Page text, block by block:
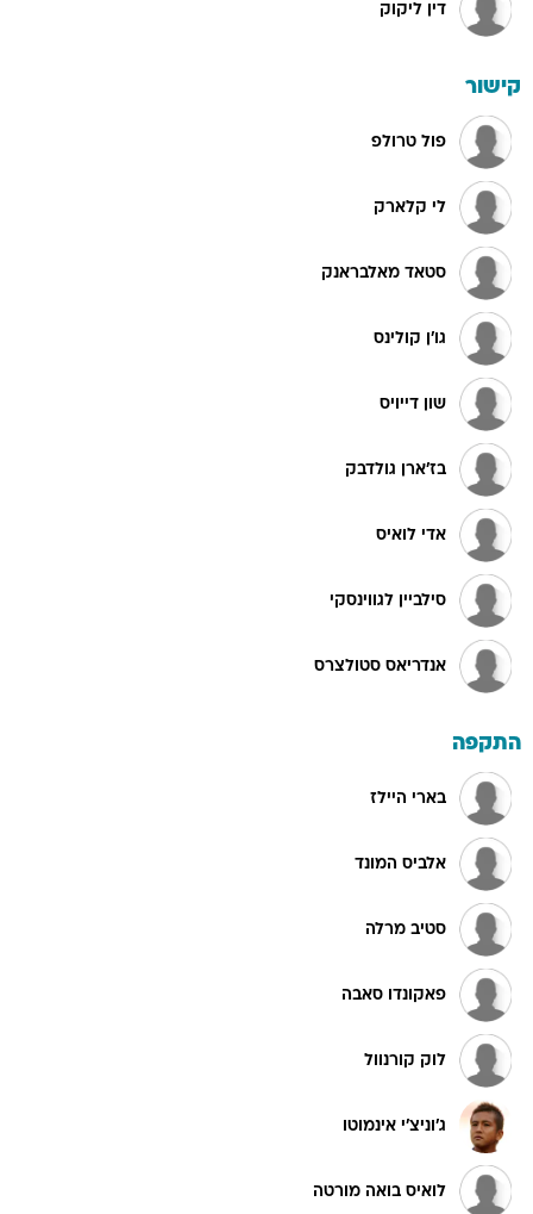
דין ליקוק
קישור
פול טרולפ
לי קלארק
סטאד מאלבראנק
גו'ן קולינס
שון דייויס
בז'ארן גולדבק
אדי לואיס
סילביין לגווינסקי
אנדריאס סטולצרס
התקפה
בארי היילז
אלביס המונד
סטיב מרלה
פאקונדו סאבה
לוק קורנוול
ג'וניצ'י אינמוטו
לואיס בואה מורטה